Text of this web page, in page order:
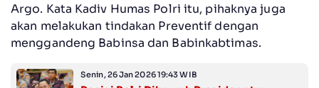
Argo. Kata Kadiv Humas Polri itu, pihaknya juga
akan melakukan tindakan Preventif dengan
menggandeng Babinsa dan Babinkabtimas.
Senin, 26 Jan 2026 19:43 WIB